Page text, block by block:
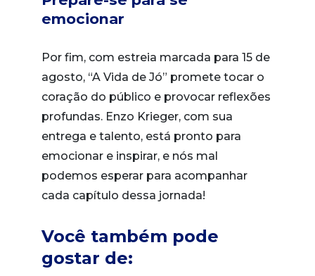
emocionar
Por fim, com estreia marcada para 15 de
agosto, “A Vida de Jó” promete tocar o
coração do público e provocar reflexões
profundas. Enzo Krieger, com sua
entrega e talento, está pronto para
emocionar e inspirar, e nós mal
podemos esperar para acompanhar
cada capítulo dessa jornada!
Você também pode
gostar de: